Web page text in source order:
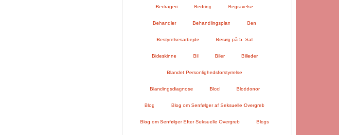
Bedrageri Bedring Begravelse
Behandler Behandlingsplan Ben
Bestyrelsesarbejde Besøg på 5. Sal
Bideskinne Bil Biler Billeder
Blandet Personlighedsforstyrrelse
Blandingsdiagnose Blod Bloddonor
Blog Blog om Senfølger af Seksuelle Overgreb
Blog om Senfølger Efter Seksuelle Overgreb Blogs